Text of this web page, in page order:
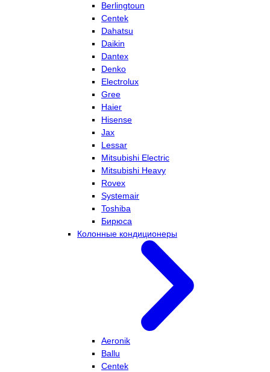
Berlingtoun
Centek
Dahatsu
Daikin
Dantex
Denko
Electrolux
Gree
Haier
Hisense
Jax
Lessar
Mitsubishi Electric
Mitsubishi Heavy
Rovex
Systemair
Toshiba
Бирюса
Колонные кондиционеры
Aeronik
Ballu
Centek